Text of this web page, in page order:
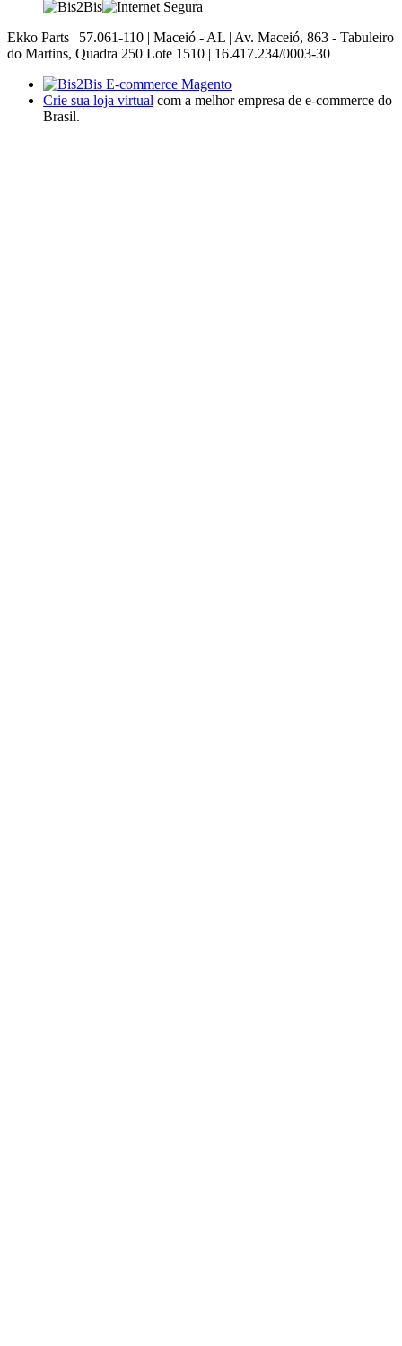
Ekko Parts | 57.061-110 | Maceió - AL | Av. Maceió, 863 - Tabuleiro
do Martins, Quadra 250 Lote 1510 | 16.417.234/0003-30
Crie sua loja virtual com a melhor empresa de e-commerce do
Brasil.